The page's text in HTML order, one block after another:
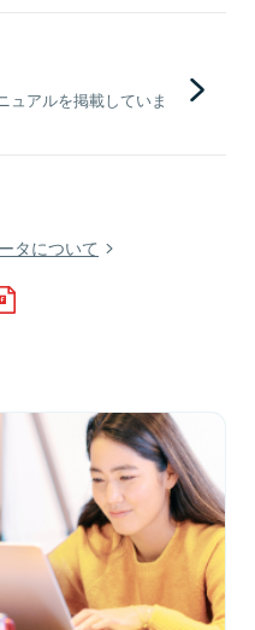
ュアルを掲載していま
タについて